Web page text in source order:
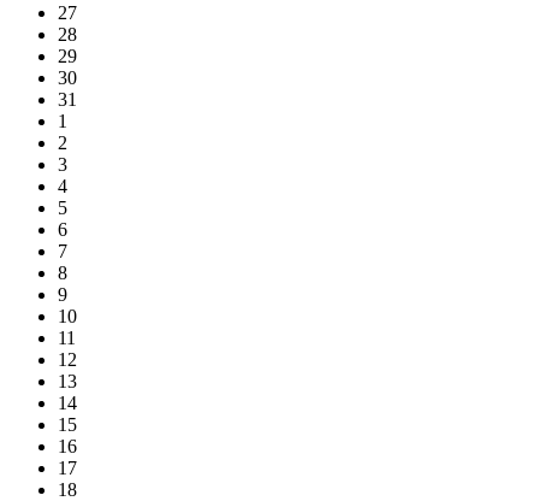
27
28
29
30
31
1
2
3
4
5
6
7
8
9
10
11
12
13
14
15
16
17
18